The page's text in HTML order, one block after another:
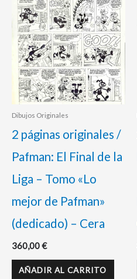
Dibujos Originales
2 páginas originales /
Pafman: El Final de la
Liga – Tomo «Lo
mejor de Pafman»
(dedicado) – Cera
360,00€
AÑADIR AL CARRITO